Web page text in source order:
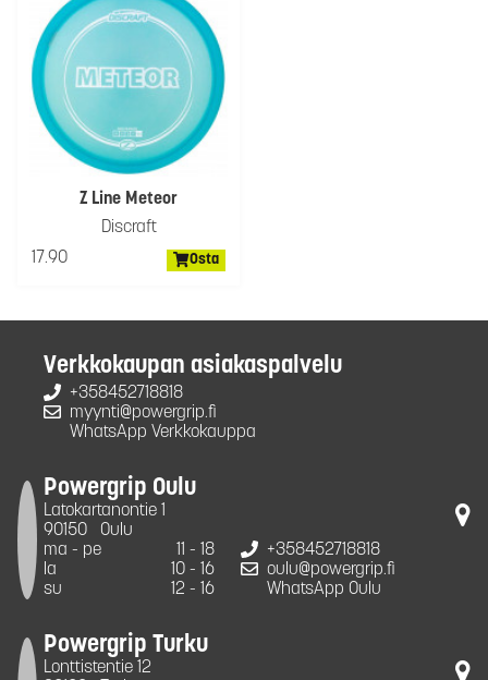
Z Line Meteor
Discraft
17.90
Osta
Verkkokaupan asiakaspalvelu
+358452718818
myynti@powergrip.fi
WhatsApp Verkkokauppa
Powergrip Oulu
Latokartanontie 1
90150
Oulu
ma - pe
11 - 18
la
10 - 16
su
12 - 16
+358452718818
oulu@powergrip.fi
WhatsApp Oulu
Powergrip Turku
Lonttistentie 12